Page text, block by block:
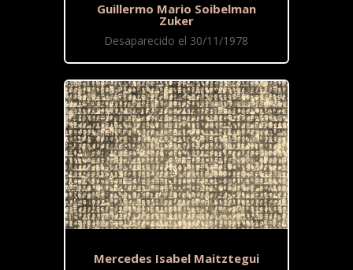
Guillermo Mario Soibelman
Zuker
Desaparecido el 30/11/1978
Mercedes Isabel Maitztegui